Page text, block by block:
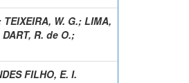
TEIXEIRA, W. G.; LIMA,
DART, R. de O.;
FILHO, E. I.